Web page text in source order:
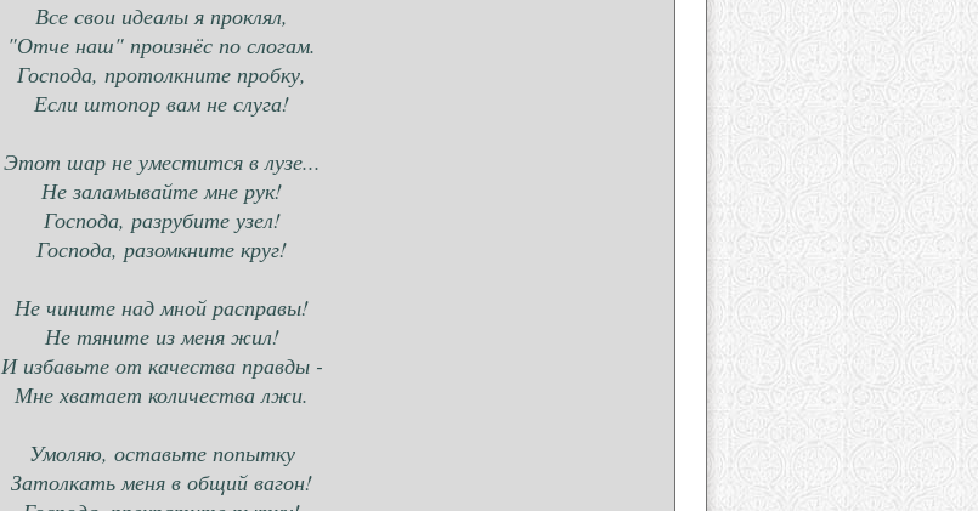
Все свои идеалы я проклял,
"Отче наш" произнёс по слогам.
Господа, протолкните пробку,
Если штопор вам не слуга!
Этот шар не уместится в лузе...
Не заламывайте мне рук!
Господа, разрубите узел!
Господа, разомкните круг!
Не чините над мной расправы!
Не тяните из меня жил!
И избавьте от качества правды -
Мне хватает количества лжи.
Умоляю, оставьте попытку
Затолкать меня в общий вагон!